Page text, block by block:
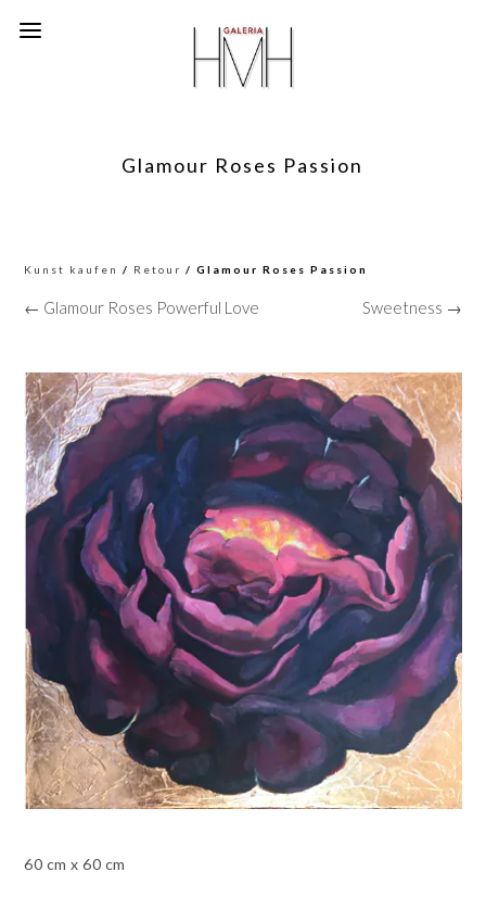
Glamour Roses Passion
Kunst kaufen / Retour / Glamour Roses Passion
← Glamour Roses Powerful Love Sweetness →
60 cm x 60 cm